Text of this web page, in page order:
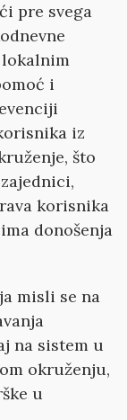
pre svega
i
iz
što
korisnika
donošenja
misli se na
na sistem u
okruženju,
u